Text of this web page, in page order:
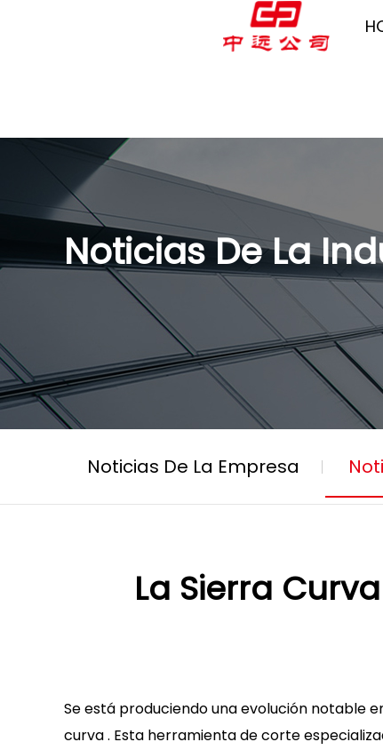
Noticias De La
Noticias De La Empresa
La Sierra
Se está produciendo una evolución notable
curva. Esta herramienta de corte